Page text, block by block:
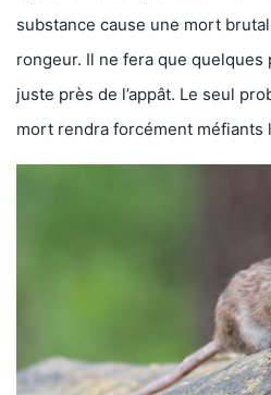
substance cause une mort
rongeur. Il ne fera que quelques
juste près de l’appât. Le seul
mort rendra forcément méfiants